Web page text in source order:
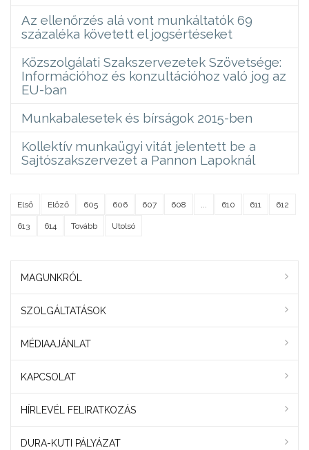
Az ellenőrzés alá vont munkáltatók 69
százaléka követett el jogsértéseket
Közszolgálati Szakszervezetek Szövetsége:
Információhoz és konzultációhoz való jog az
EU-ban
Munkabalesetek és bírságok 2015-ben
Kollektív munkaügyi vitát jelentett be a
Sajtószakszervezet a Pannon Lapoknál
Első Előző 605 606 607 608 610 611 612
613 614 Tovább Utolsó
MAGUNKRÓL
SZOLGÁLTATÁSOK
MÉDIAAJÁNLAT
KAPCSOLAT
HÍRLEVÉL FELIRATKOZÁS
DURA-KUTI PÁLYÁZAT